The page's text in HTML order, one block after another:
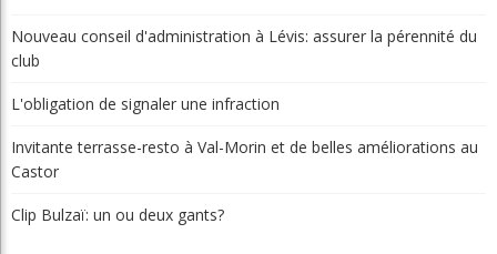
Articles récents
D'antan
Martial Lapointe 05 Août 2026
Nouveau Conseil D'administration À
Lévis: Assurer La Pérennité Du Club